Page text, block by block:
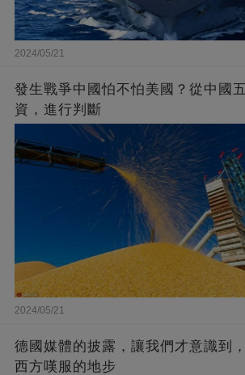
2024/05/21
發生戰爭中國怕不怕美國？從中國
資，進行判斷
2024/05/21
德國媒體的披露，讓我們才意識到
西方嘆服的地步